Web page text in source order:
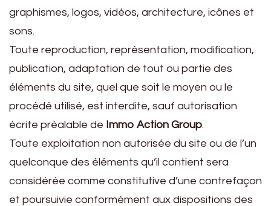
graphismes, logos, vidéos, architecture, icônes et
sons.
Toute reproduction, représentation, modification,
publication, adaptation de tout ou partie des
éléments du site, quel que soit le moyen ou le
procédé utilisé, est interdite, sauf autorisation
écrite préalable de Immo Action Group.
Toute exploitation non autorisée du site ou de l’un
quelconque des éléments qu’il contient sera
considérée comme constitutive d’une contrefaçon
et poursuivie conformément aux dispositions des